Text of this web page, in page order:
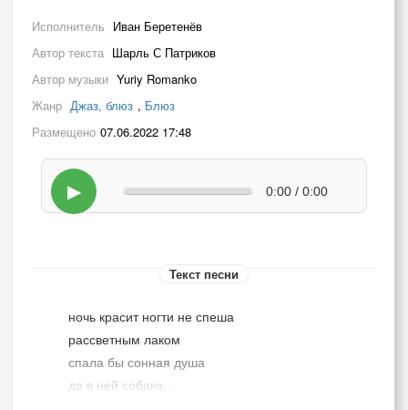
Исполнитель Иван Беретенёв
Автор текста Шарль С Патриков
Автор музыки Yuriy Romanko
Жанр Джаз, блюз , Блюз
Размещено 07.06.2022 17:48
▶ 0:00 / 0:00
Текст песни
ночь красит ногти не спеша
рассветным лаком
спала бы сонная душа
да в ней собака…